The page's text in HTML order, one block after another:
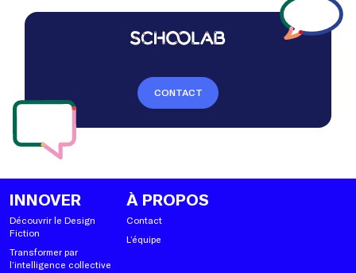
CONTACT
INNOVER
Découvrir le Design
Fiction
Transformer par
l’intelligence collective
À PROPOS
Contact
L’équipe